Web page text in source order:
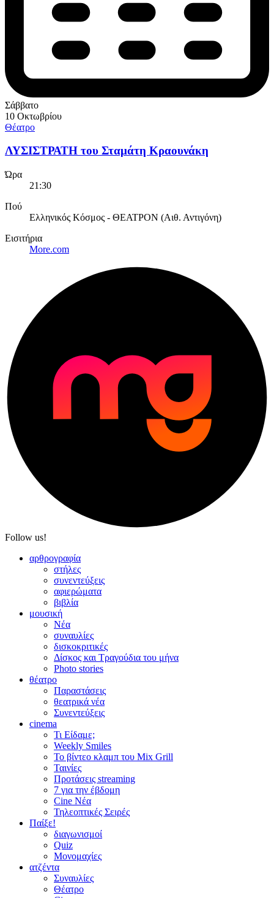
Σάββατο
10 Οκτωβρίου
Θέατρο
ΛΥΣΙΣΤΡΑΤΗ του Σταμάτη Κραουνάκη
Ώρα
21:30
Πού
Ελληνικός Κόσμος - ΘΕΑΤΡΟΝ (Αιθ. Αντιγόνη)
Εισιτήρια
More.com
Follow us!
αρθρογραφία
στήλες
συνεντεύξεις
αφιερώματα
βιβλία
μουσική
Νέα
συναυλίες
δισκοκριτικές
Δίσκος και Τραγούδια του μήνα
Photo stories
θέατρο
Παραστάσεις
θεατρικά νέα
Συνεντεύξεις
cinema
Τι Είδαμε;
Weekly Smiles
Το βίντεο κλαμπ του Mix Grill
Ταινίες
Προτάσεις streaming
7 για την έβδομη
Cine Νέα
Τηλεοπτικές Σειρές
Παίξε!
διαγωνισμοί
Quiz
Μονομαχίες
ατζέντα
Συναυλίες
Θέατρο